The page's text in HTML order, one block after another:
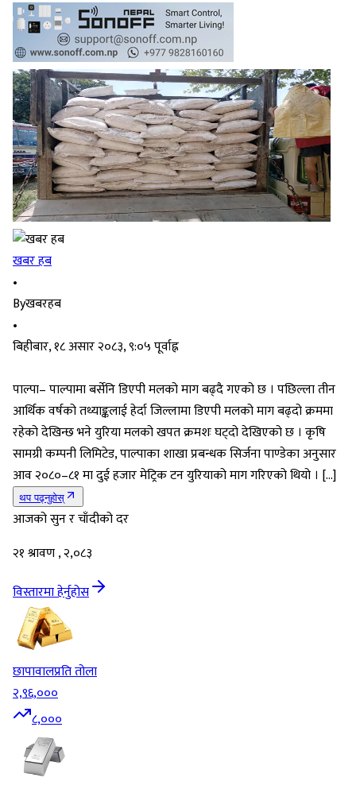
खबर हब
•
Byखबरहब
•
बिहीबार, १८ असार २०८३, ९:०५ पूर्वाह्न
पाल्पा– पाल्पामा बर्सेनि डिएपी मलको माग बढ्दै गएको छ । पछिल्ला तीन
आर्थिक वर्षको तथ्याङ्कलाई हेर्दा जिल्लामा डिएपी मलको माग बढ्दो क्रममा
रहेको देखिन्छ भने युरिया मलको खपत क्रमशः घट्दो देखिएको छ । कृषि
सामग्री कम्पनी लिमिटेड, पाल्पाका शाखा प्रबन्धक सिर्जना पाण्डेका अनुसार
आव २०८०–८१ मा दुई हजार मेट्रिक टन युरियाको माग गरिएको थियो । […]
थप पढ्नुहोस्
आजको सुन र चाँदीको दर
२१ श्रावण , २,०८३
विस्तारमा हेर्नुहोस
छापावालप्रति तोला
२,९६,०००
८,०००